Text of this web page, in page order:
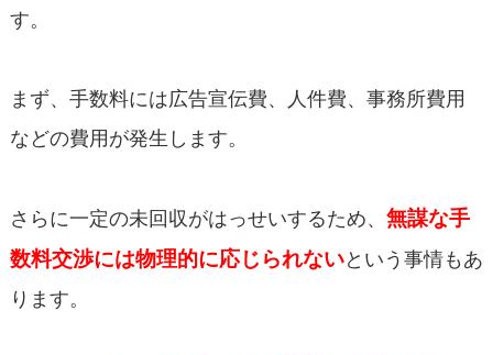
す。
まず、手数料には広告宣伝費、人件費、事務所費用
などの費用が発生します。
さらに一定の未回収がはっせいするため、 無謀な手
数料交渉には物理的に応じられないという事情もあ
ります。